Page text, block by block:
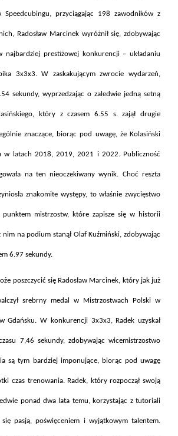
Speedcubingu, przyciągając 198 zawodników z
Radosław Marcinek wyróżnił się, zdobywając
najbardziej prestiżowej konkurencji – układaniu
3x3x3. W zaskakującym zwrocie wydarzeń,
sekundy, wyprzedzając o zaledwie jedną setną
który z czasem 6.55 s. zajął drugie
znaczące, biorąc pod uwagę, że Kolasiński
w latach 2018, 2019, 2021 i 2022. Publiczność
na ten nieoczekiwany wynik. Choć reszta
znakomite występy, to właśnie zwycięstwo
punktem mistrzostw, które zapisze się w historii
na podium stanął Olaf Kuźmiński, zdobywając
6.97 sekundy.
poszczycić się Radosław Marcinek, który jak już
srebrny medal w Mistrzostwach Polski w
Gdańsku. W konkurencji 3x3x3, Radek uzyskał
7,46 sekundy, zdobywając wicemistrzostwo
są tym bardziej imponujące, biorąc pod uwagę
czas trenowania. Radek, który rozpoczął swoją
ponad dwa lata temu, korzystając z tutoriali
się pasją, poświęceniem i wyjątkowym talentem.